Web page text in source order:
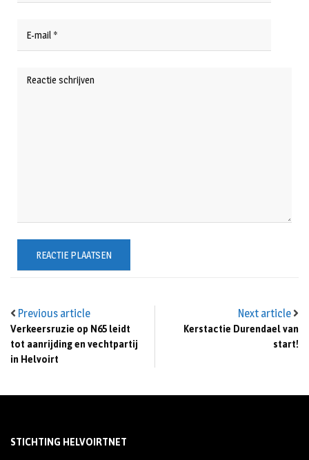
Previous article
Verkeersruzie op N65 leidt
tot aanrijding en vechtpartij
in Helvoirt
Next article
Kerstactie Durendael van
start!
STICHTING HELVOIRTNET